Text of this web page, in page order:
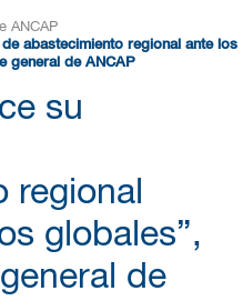
ANCAP
abastecimiento regional ante los
general de ANCAP
su
regional
globales”,
de